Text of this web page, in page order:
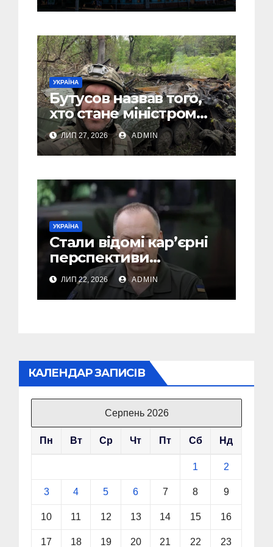
атмосферою
УКРАЇНА
Бутусов назвав того,
хто стане міністром
оборони України, і
пояснив, чому інакше
не може бути
ЛИП 27, 2026 ADMIN
УКРАЇНА
Стали відомі кар’єрні
перспективи
Сирського після
звільнення з посади
Головкому ВСУ
ЛИП 22, 2026 ADMIN
КАЛЕНДАР ЗАПИСІВ
Серпень 2026
Пн Вт Ср Чт Пт Сб Нд
1 2
3 4 5 6 7 8 9
10 11 12 13 14 15 16
17 18 19 20 21 22 23